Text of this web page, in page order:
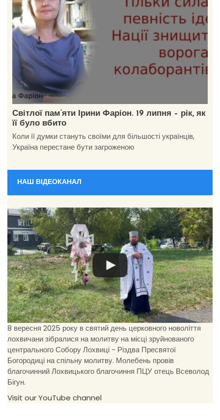
Світлої пам’яти Ірини Фаріон. 19 липня – рік, як
її було вбито
Коли її думки стануть своїми для більшості українців,
Україна перестане бути загроженою
НАШ ВІДЕОКАНАЛ
8 вересня 2025 року в святий день церковного новоліття
лохвичани зібралися на молитву на місці зруйнованого
центрального Собору Лохвиці - Різдва Пресвятої
Богородиці на спільну молитву. Молебень провів
благочинний Лохвицького благочиння ПЦУ отець Всеволод
Бігун.
Visit our YouTube channel